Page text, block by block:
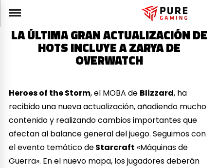
LA ÚLTIMA GRAN ACTUALIZACIÓN DE
HOTS INCLUYE A ZARYA DE
OVERWATCH
Heroes of the Storm, el MOBA de Blizzard, ha
recibido una nueva actualización, añadiendo mucho
contenido y realizando cambios importantes que
afectan al balance general del juego. Seguimos con
el evento temático deStarcraft «Máquinas de
Guerra». En el nuevo mapa, los jugadores deberán